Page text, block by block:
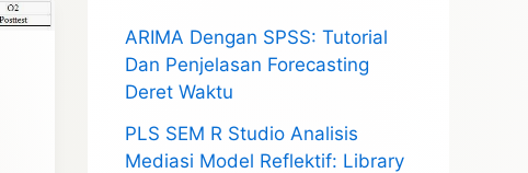
ARIMA Dengan SPSS: Tutorial
Dan Penjelasan Forecasting
Deret Waktu
PLS SEM R Studio Analisis
Mediasi Model Reflektif: Library